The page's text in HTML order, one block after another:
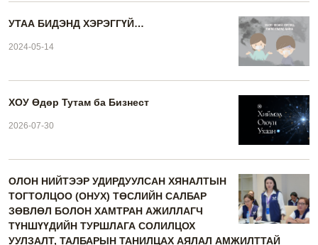
УТАА БИДЭНД ХЭРЭГГҮЙ…
2024-05-14
ХОУ Өдөр Тутам ба Бизнест
2026-07-30
ОЛОН НИЙТЭЭР УДИРДУУЛСАН ХЯНАЛТЫН
ТОГТОЛЦОО (ОНУХ) ТӨСЛИЙН САЛБАР
ЗӨВЛӨЛ БОЛОН ХАМТРАН АЖИЛЛАГЧ
ТҮНШҮҮДИЙН ТУРШЛАГА СОЛИЛЦОХ
УУЛЗАЛТ, ТАЛБАРЫН ТАНИЛЦАХ АЯЛАЛ АМЖИЛТТАЙ